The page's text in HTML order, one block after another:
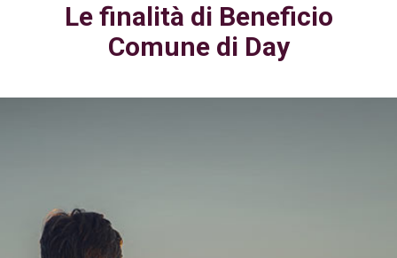
Le finalità di Beneficio
Comune di Day